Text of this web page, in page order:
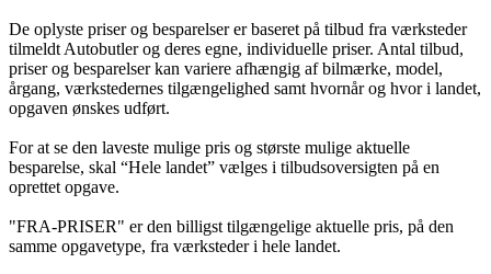
De oplyste priser og besparelser er baseret på tilbud fra værksteder
tilmeldt Autobutler og deres egne, individuelle priser. Antal tilbud,
priser og besparelser kan variere afhængig af bilmærke, model,
årgang, værkstedernes tilgængelighed samt hvornår og hvor i landet,
opgaven ønskes udført.
For at se den laveste mulige pris og største mulige aktuelle
besparelse, skal “Hele landet” vælges i tilbudsoversigten på en
oprettet opgave.
"FRA-PRISER" er den billigst tilgængelige aktuelle pris, på den
samme opgavetype, fra værksteder i hele landet.